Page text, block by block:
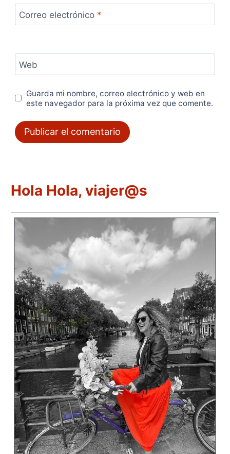
Correo electrónico *
Web
Guarda mi nombre, correo electrónico y web en
este navegador para la próxima vez que comente.
Hola Hola, viajer@s